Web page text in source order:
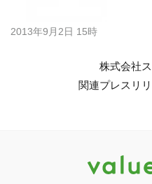
2013年9月2日 15時
株式会社
関連プレスリ